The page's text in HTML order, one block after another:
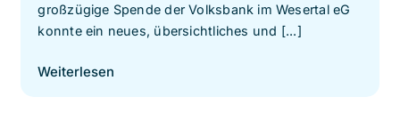
großzügige Spende der Volksbank im Wesertal eG
konnte ein neues, übersichtliches und [...]
Weiterlesen